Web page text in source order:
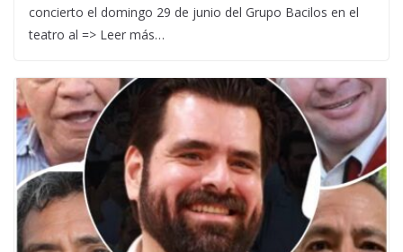
concierto el domingo 29 de junio del Grupo Bacilos en el
teatro al => Leer más…